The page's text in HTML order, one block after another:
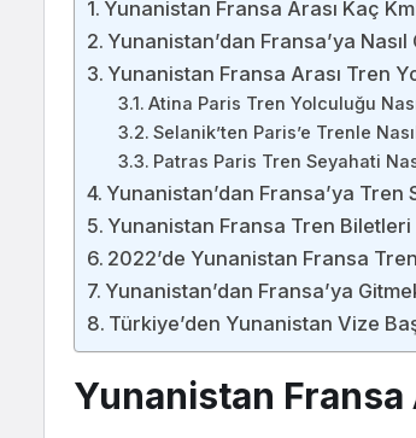
Yunanistan Fransa Arası Kaç
Yunanistan’dan Fransa’ya
Yunanistan Fransa Arası Tren
Atina Paris Tren Yolculuğu
Selanik’ten Paris’e Trenle
Patras Paris Tren Seyahati
Yunanistan’dan Fransa’ya
Yunanistan Fransa Tren Biletleri
2022’de Yunanistan Fransa
Yunanistan’dan Fransa’ya
Türkiye’den Yunanistan Vize
Yunanistan Fransa